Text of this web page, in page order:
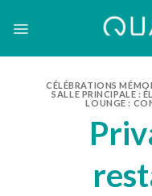
CÉLÉBRATIONS
SALLE PRINCIPALE :
LOUNGE :